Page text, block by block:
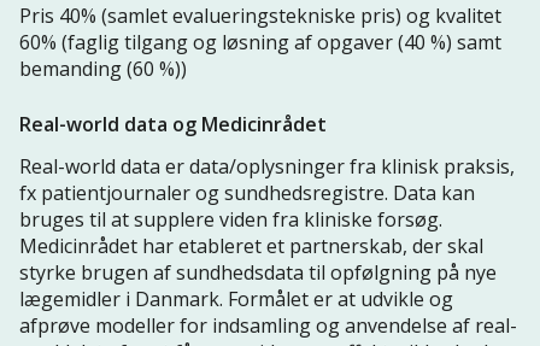
Pris 40% (samlet evalueringstekniske pris) og kvalitet
60% (faglig tilgang og løsning af opgaver (40 %) samt
bemanding (60 %))
Real-world data og Medicinrådet
Real-world data er data/oplysninger fra klinisk praksis,
fx patientjournaler og sundhedsregistre. Data kan
bruges til at supplere viden fra kliniske forsøg.
Medicinrådet har etableret et partnerskab, der skal
styrke brugen af sundhedsdata til opfølgning på nye
lægemidler i Danmark. Formålet er at udvikle og
afprøve modeller for indsamling og anvendelse af real-